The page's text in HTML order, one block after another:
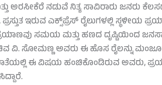
ಅರಸೀಕೆರೆ ನಡುವೆ ನಿತ್ಯ ಸಾವಿರಾರು ಜನರು ಕೆಲಸದ
ಪ್ರಸ್ತುತ ಇರುವ ಎಕ್ಸ್‌ಪ್ರೆಸ್ ರೈಲುಗಳಲ್ಲಿ ಸ್ಥಳೀಯ
ಸಮಯ ಮತ್ತು ಹಣದ ದೃಷ್ಟಿಯಿಂದ
ವಿ. ಸೋಮಣ್ಣ ಅವರು ಈ ಹೊಸ ರೈಲನ್ನು
ಈ ವಿಷಯ ಹಂಚಿಕೊಂಡಿರುವ ಅವರು,